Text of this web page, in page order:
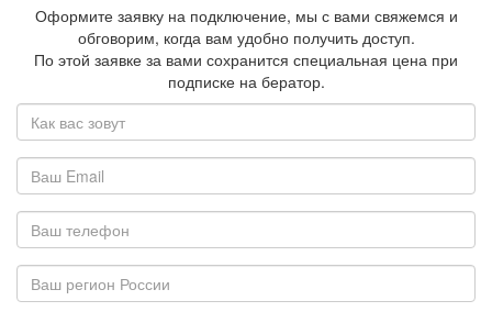
Оформите заявку на подключение, мы с вами свяжемся и
обговорим, когда вам удобно получить доступ.
По этой заявке за вами сохранится специальная цена при
подписке на бератор.